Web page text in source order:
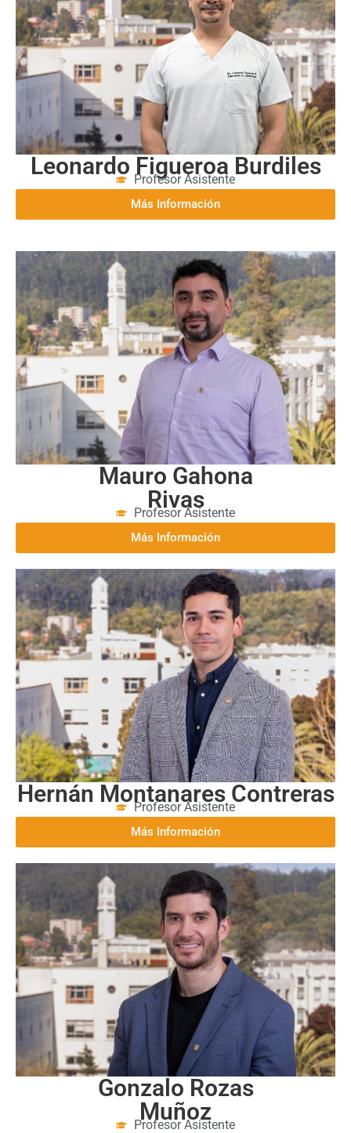
Leonardo Figueroa Burdiles
Profesor Asistente
Más Información
Mauro Gahona
Rivas
Profesor Asistente
Más Información
Hernán Montanares Contreras
Profesor Asistente
Más Información
Gonzalo Rozas
Muñoz
Profesor Asistente